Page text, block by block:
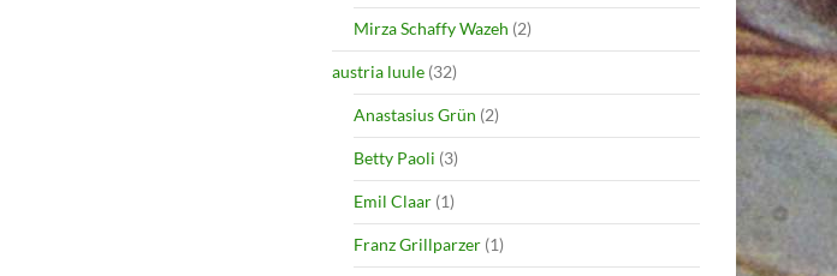
Mirza Schaffy Wazeh (2)
austria luule (32)
Anastasius Grün (2)
Betty Paoli (3)
Emil Claar (1)
Franz Grillparzer (1)